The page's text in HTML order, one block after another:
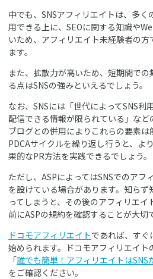
中でも、SNSアフィリエイトは、多く
用できる上に、SEOに関する知識や
いため、アフィリエイト未経験者の
ます。
また、拡散力が高いため、短期間で
る点はSNSの強みといえるでしょう。
なお、SNSには「世代によってSNS利
配信できる情報が限られている」など
ブログとの併用によりこれらの要素は
PDCAサイクルを繰り返し行うと、よ
果的なPR方法を実践できるでしょう。
ただし、ASPによってはSNSでのアフ
を設けている場合があります。知ら
ってしまうと、その後のアフィリエ
前にASPの規約を確認することが大切
ドコモアフィリエイトであれば、すぐ
始められます。ドコモアフィリエイ
「誰でも簡単！アフィリエイトはSNS
をご確認ください。